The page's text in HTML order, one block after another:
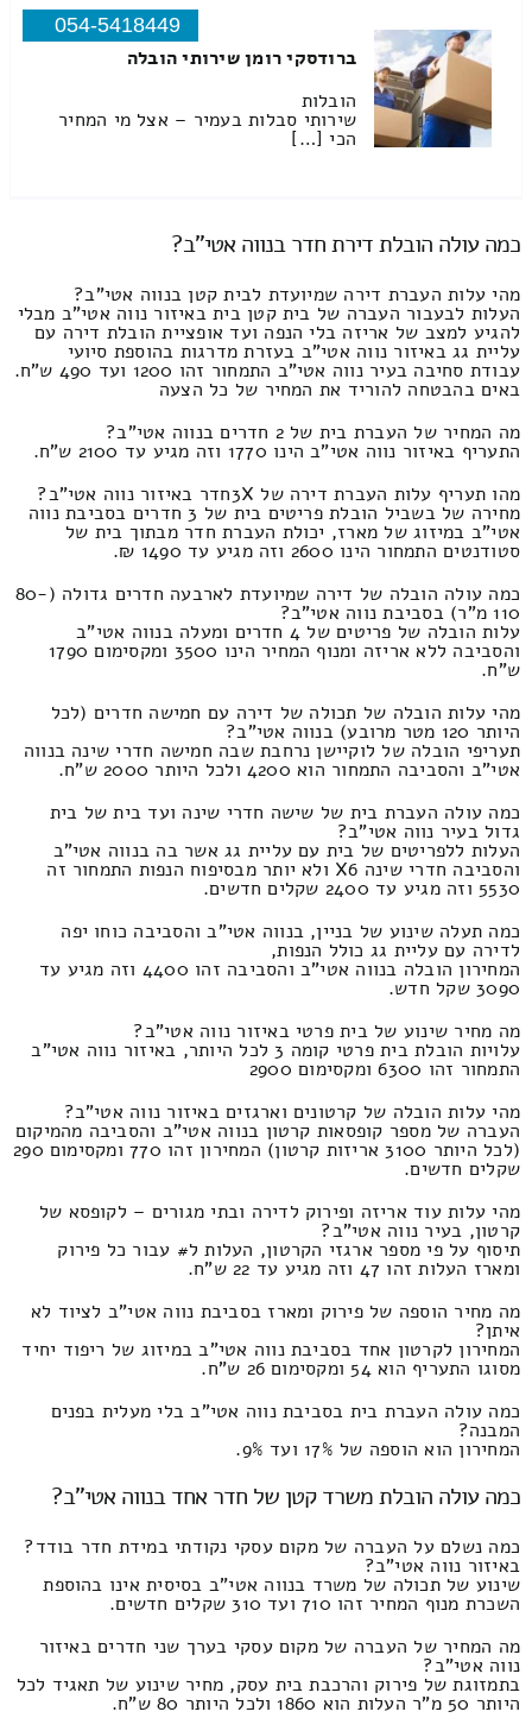
054-5418449
ברודסקי רומן שירותי הובלה
הובלות
שירותי סבלות בעמיר – אצל מי המחיר
הכי […]
כמה עולה הובלת דירת חדר בנווה אטי"ב?
מהי עלות העברת דירה שמיועדת לבית קטן בנווה אטי"ב?
העלות לבעבור העברה של בית קטן בית באיזור נווה אטי"ב מבלי
להגיע למצב של אריזה בלי הנפה ועד אופציית הובלת דירה עם
עליית גג באיזור נווה אטי"ב בעזרת מדרגות בהוספת סיועי
עבודת סחיבה בעיר נווה אטי"ב התמחור זהו 1200 ועד 490 ש"ח.
באים בהבטחה להוריד את המחיר של כל הצעה
מה המחיר של העברת בית של 2 חדרים בנווה אטי"ב?
התעריף באיזור נווה אטי"ב הינו 1770 וזה מגיע עד 2100 ש"ח.
מהו תעריף עלות העברת דירה של 3Xחדר באיזור נווה אטי"ב?
מחירה של בשביל הובלת פריטים בית של 3 חדרים בסביבת נווה
אטי"ב במיזוג של מארז, יכולת העברת חדר מבתוך בית של
סטודנטים התמחור הינו 2600 וזה מגיע עד 1490 ₪.
כמה עולה הובלה של דירה שמיועדת לארבעה חדרים גדולה (80-
110 מ"ר) בסביבת נווה אטי"ב?
עלות הובלה של פריטים של 4 חדרים ומעלה בנווה אטי"ב
והסביבה ללא אריזה ומנוף המחיר הינו 3500 ומקסימום 1790
ש"ח.
מהי עלות הובלה של תכולה של דירה עם חמישה חדרים (לכל
היותר 120 מטר מרובע) בנווה אטי"ב?
תעריפי הובלה של לוקיישן נרחבת שבה חמישה חדרי שינה בנווה
אטי"ב והסביבה התמחור הוא 4200 ולכל היותר 2000 ש"ח.
כמה עולה העברת בית של שישה חדרי שינה ועד בית של בית
גדול בעיר נווה אטי"ב?
העלות ללפריטים של בית עם עליית גג אשר בה בנווה אטי"ב
והסביבה חדרי שינה X6 ולא יותר מבסיפוח הנפות התמחור זה
5530 וזה מגיע עד 2400 שקלים חדשים.
כמה תעלה שינוע של בניין, בנווה אטי"ב והסביבה כוחו יפה
לדירה עם עליית גג כולל הנפות,
המחירון הובלה בנווה אטי"ב והסביבה זהו 4400 וזה מגיע עד
3090 שקל חדש.
מה מחיר שינוע של בית פרטי באיזור נווה אטי"ב?
עלויות הובלת בית פרטי קומה 3 לכל היותר, באיזור נווה אטי"ב
התמחור זהו 6300 ומקסימום 2900
מהי עלות הובלה של קרטונים וארגזים באיזור נווה אטי"ב?
העברה של מספר קופסאות קרטון בנווה אטי"ב והסביבה מהמיקום
(לכל היותר 3100 אריזות קרטון) המחירון זהו 770 ומקסימום 290
שקלים חדשים.
מהי עלות עוד אריזה ופירוק לדירה ובתי מגורים – לקופסא של
קרטון, בעיר נווה אטי"ב?
תיסוף על פי מספר ארגזי הקרטון, העלות ל# עבור כל פירוק
ומארז העלות זהו 47 וזה מגיע עד 22 ש"ח.
מה מחיר הוספה של פירוק ומארז בסביבת נווה אטי"ב לציוד לא
איתן?
המחירון לקרטון אחד בסביבת נווה אטי"ב במיזוג של ריפוד יחיד
מסוגו התעריף הוא 54 ומקסימום 26 ש"ח.
כמה עולה העברת בית בסביבת נווה אטי"ב בלי מעלית בפנים
המבנה?
המחירון הוא הוספה של 17% ועד 9%.
כמה עולה הובלת משרד קטן של חדר אחד בנווה אטי"ב?
כמה נשלם על העברה של מקום עסקי נקודתי במידת חדר בודד?
באיזור נווה אטי"ב?
שינוע של תכולה של משרד בנווה אטי"ב בסיסית אינו בהוספת
השכרת מנוף המחיר זהו 710 ועד 310 שקלים חדשים.
מה המחיר של העברה של מקום עסקי בערך שני חדרים באיזור
נווה אטי"ב?
בתמזוגת של פירוק והרכבת בית עסק, מחיר שינוע של תאגיד לכל
היותר 50 מ"ר העלות הוא 1860 ולכל היותר 80 ש"ח.